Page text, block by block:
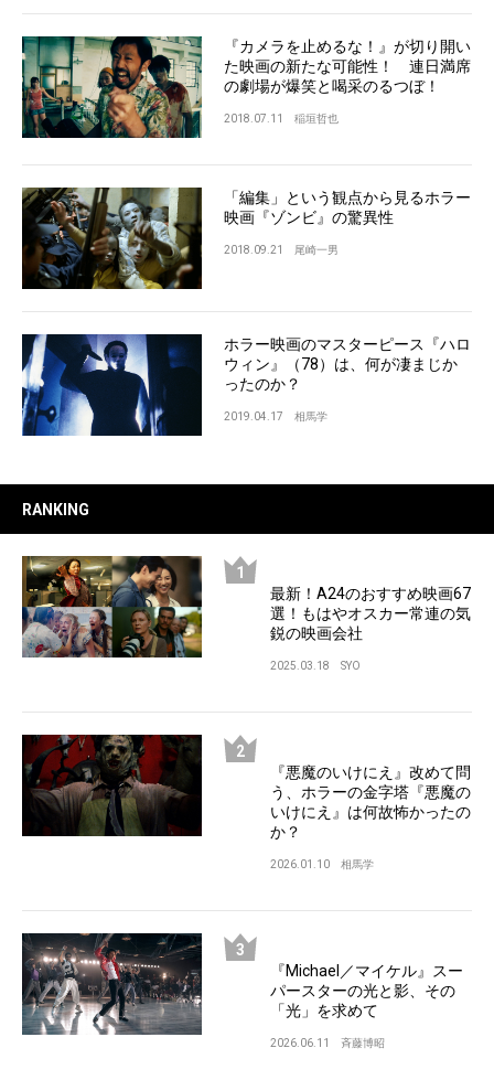
『カメラを止めるな！』が切り開い
た映画の新たな可能性！ 連日満席
の劇場が爆笑と喝采のるつぼ！
2018.07.11 稲垣哲也
「編集」という観点から見るホラー
映画『ゾンビ』の驚異性
2018.09.21 尾崎一男
ホラー映画のマスターピース『ハロ
ウィン』（78）は、何が凄まじか
ったのか？
2019.04.17 相馬学
RANKING
最新！A24のおすすめ映画67
選！もはやオスカー常連の気
鋭の映画会社
2025.03.18 SYO
『悪魔のいけにえ』改めて問
う、ホラーの金字塔『悪魔の
いけにえ』は何故怖かったの
か？
2026.01.10 相馬学
『Michael／マイケル』スー
パースターの光と影、その
「光」を求めて
2026.06.11 斉藤博昭